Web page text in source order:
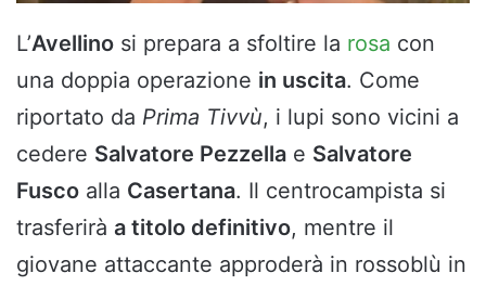
L’Avellino si prepara a sfoltire la rosa con
una doppia operazione in uscita. Come
riportato da Prima Tivvù, i lupi sono vicini a
cedere Salvatore Pezzella e Salvatore
Fusco alla Casertana. Il centrocampista si
trasferirà a titolo definitivo, mentre il
giovane attaccante approderà in rossoblù in